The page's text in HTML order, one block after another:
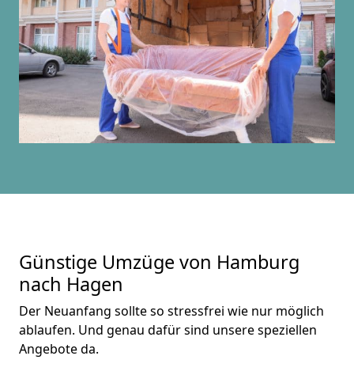
Günstige Umzüge von Hamburg
nach Hagen
Der Neuanfang sollte so stressfrei wie nur möglich
ablaufen. Und genau dafür sind unsere speziellen
Angebote da.